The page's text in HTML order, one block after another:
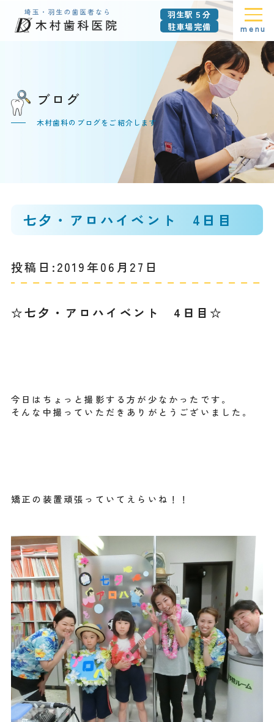
羽生駅５分
駐車場完備
menu
ブログ
木村歯科のブログをご紹介します
七夕・アロハイベント 4日目
投稿日:2019年06月27日
☆七夕・アロハイベント 4日目☆
今日はちょっと撮影する方が少なかったです。
そんな中撮っていただきありがとうございました。
矯正の装置頑張っていてえらいね！！